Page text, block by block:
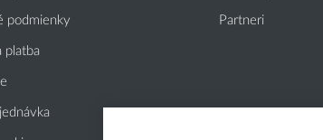
podmienky
platba
Partneri